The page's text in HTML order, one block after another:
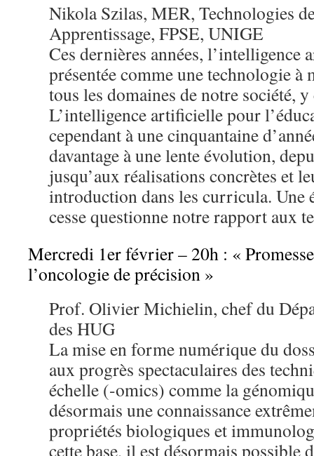
Nikola Szilas, MER, Technologies
Apprentissage, FPSE, UNIGE
Ces dernières années, l’intelligence
présentée comme une technologie à
tous les domaines de notre société,
L’intelligence artificielle pour
cependant à une cinquantaine
davantage à une lente évolution,
jusqu’aux réalisations concrètes et
introduction dans les curricula. Une
cesse questionne notre rapport aux
Mercredi 1er février – 20h : «
l’oncologie de précision »
Prof. Olivier Michielin, chef du
des HUG
La mise en forme numérique du
aux progrès spectaculaires des
échelle (-omics) comme la
désormais une connaissance
propriétés biologiques et
cette base, il est désormais possible